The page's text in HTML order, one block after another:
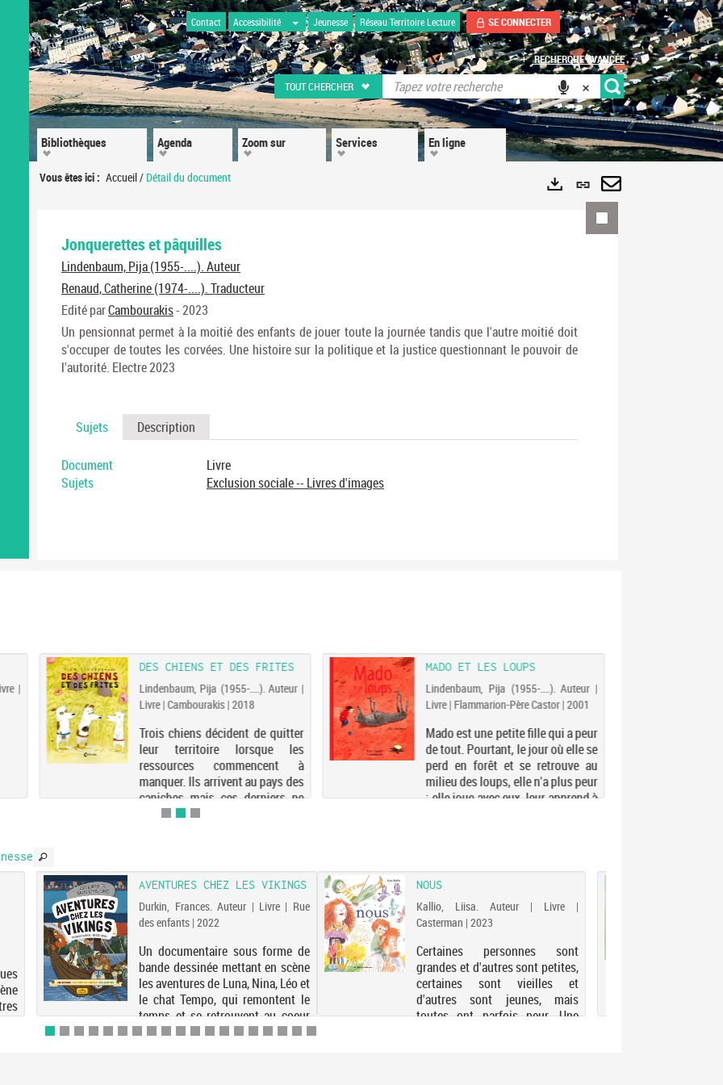
Contact Accessibilité Jeunesse Réseau Territoire Lecture SE CONNECTER
TOUT CHERCHER
RECHERCHE AVANCÉE
Vous êtes ici : Accueil/ Détail du document
Bibliothèques Agenda Zoom sur Services En ligne
Jonquerettes et pâquilles
Lindenbaum, Pija (1955-....). Auteur
Renaud, Catherine (1974-....). Traducteur
Edité parCambourakis- 2023
Un pensionnat permet à la moitié des enfants de jouer toute la journée tandis que l'autre moitié doit
s'occuper de toutes les corvées. Une histoire sur la politique et la justice questionnant le pouvoir de
l'autorité. Electre 2023
Sujets Description
Document
Livre
Sujets
Exclusion sociale -- Livres d'images
Exports
Lien
permanent
(Nouvelle
Envoyer
par
DES CHIENS ET DES FRITES
Lindenbaum, Pija (1955-....). Auteur |
Livre | Cambourakis | 2018
Trois chiens décident de quitter
leur territoire lorsque les
ressources commencent à
manquer. Ils arrivent au pays des
caniches mais ces derniers ne
sont pas décidés à partager leurs
MADO ET LES LOUPS
Lindenbaum, Pija (1955-....). Auteur |
Livre | Flammarion-Père Castor | 2001
Mado est une petite fille qui a peur
de tout. Pourtant, le jour où elle se
perd en forêt et se retrouve au
milieu des loups, elle n'a plus peur
: elle joue avec eux, leur apprend à
|
AVENTURES CHEZ LES VIKINGS
Durkin, Frances. Auteur | Livre | Rue
des enfants | 2022
Un documentaire sous forme de
bande dessinée mettant en scène
les aventures de Luna, Nina, Léo et
le chat Tempo, qui remontent le
temps et se retrouvent au coeur
de la Scandinavie ancienne. Pour
NOUS
Kallio, Liisa. Auteur | Livre |
Casterman | 2023
Certaines personnes sont
grandes et d'autres sont petites,
certaines sont vieilles et
d'autres sont jeunes, mais
toutes ont parfois peur. Une